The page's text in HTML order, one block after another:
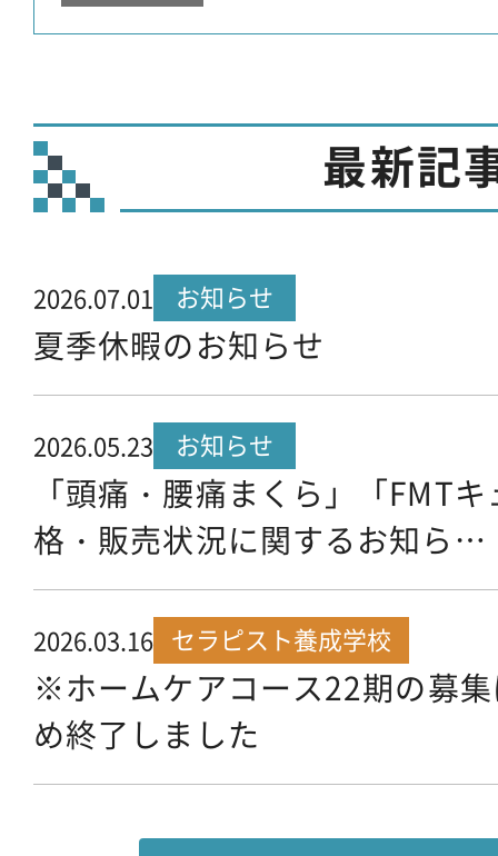
最新記
2026.07.01 お知らせ
夏季休暇のお知らせ
2026.05.23 お知らせ
「頭痛・腰痛まくら」「FMT
格・販売状況に関するお知ら…
2026.03.16 セラピスト養成学校
※ホームケアコース22期の募
め終了しました